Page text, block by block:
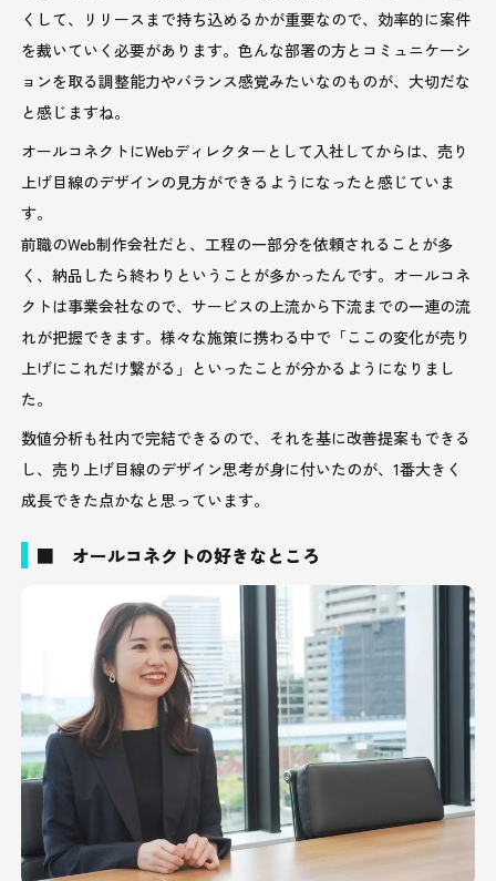
くして、リリースまで持ち込めるかが重要なので、効率的に案件
を裁いていく必要があります。色んな部署の方とコミュニケーシ
ョンを取る調整能力やバランス感覚みたいなのものが、大切だな
と感じますね。
オールコネクトにWebディレクターとして入社してからは、売り
上げ目線のデザインの見方ができるようになったと感じていま
す。
前職のWeb制作会社だと、工程の一部分を依頼されることが多
く、納品したら終わりということが多かったんです。オールコネ
クトは事業会社なので、サービスの上流から下流までの一連の流
れが把握できます。様々な施策に携わる中で「ここの変化が売り
上げにこれだけ繋がる」といったことが分かるようになりまし
た。
数値分析も社内で完結できるので、それを基に改善提案もできる
し、売り上げ目線のデザイン思考が身に付いたのが、1番大きく
成長できた点かなと思っています。
■ オールコネクトの好きなところ